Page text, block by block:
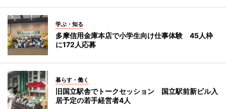
学ぶ・知る
多摩信用金庫本店で小学生向け仕事体験 45人枠
に172人応募
暮らす・働く
旧国立駅舎でトークセッション 国立駅前新ビル入
居予定の若手経営者4人